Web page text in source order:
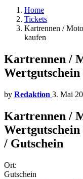
Home
Tickets
Kartrennen /
kaufen
Kartrennen /
by Redaktion 3. Mai
Kartrennen /
/ Gutschein
Ort:
Gutschein